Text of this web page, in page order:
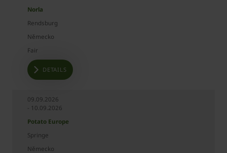
Norla
Rendsburg
Německo
Fair
DETAILS
09.09.2026
- 10.09.2026
Potato Europe
Springe
Německo